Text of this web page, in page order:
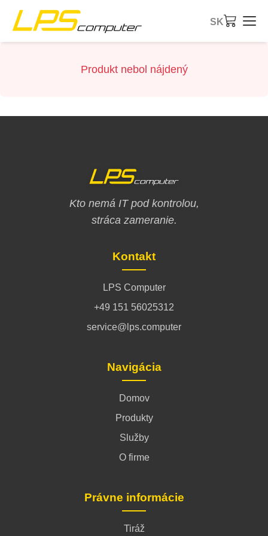
SK
Produkt nebol nájdený
Kto nemá IT pod kontrolou,
stráca zameranie.
Kontakt
LPS Computer
+49 151 56025312
service@lps.computer
Navigácia
Domov
Produkty
Služby
O firme
Právne informácie
Tiráž